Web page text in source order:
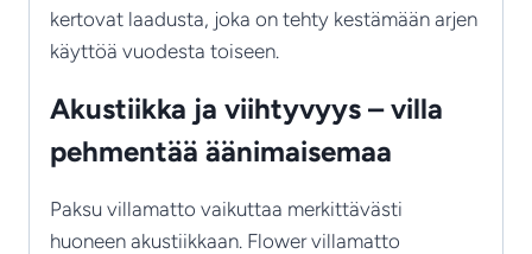
kertovat laadusta, joka on tehty kestämään arjen
käyttöä vuodesta toiseen.
Akustiikka ja viihtyvyys – villa
pehmentää äänimaisemaa
Paksu villamatto vaikuttaa merkittävästi
huoneen akustiikkaan. Flower villamatto